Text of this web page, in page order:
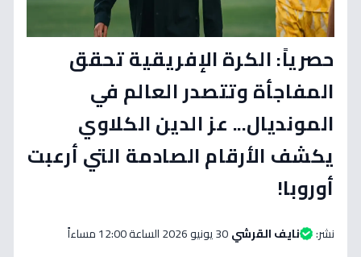
حصرياً: الكرة الإفريقية تحقق
المفاجأة وتتصدر العالم في
المونديال... عز الدين الكلاوي
يكشف الأرقام الصادمة التي أرعبت
أوروبا!
نشر: نايف القرشي30 يونيو 2026 الساعة 12:00 مساءاً